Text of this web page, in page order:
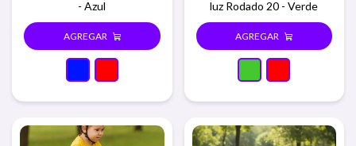
- Azul
luz Rodado 20 - Verde